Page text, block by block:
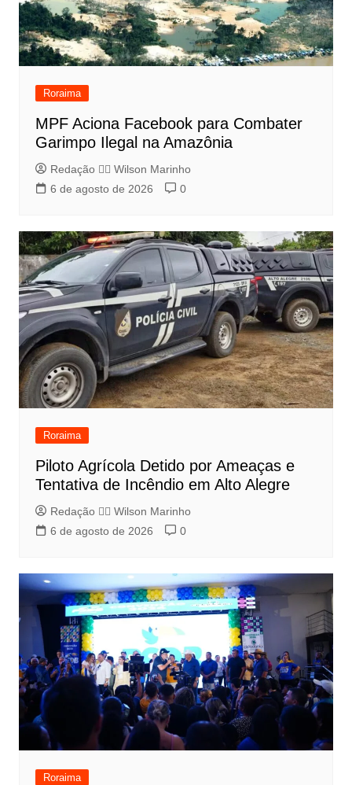
Roraima
MPF Aciona Facebook para Combater
Garimpo Ilegal na Amazônia
Redação 👨‍⚖️​ Wilson Marinho
6 de agosto de 2026
0
Roraima
Piloto Agrícola Detido por Ameaças e
Tentativa de Incêndio em Alto Alegre
Redação 👨‍⚖️​ Wilson Marinho
6 de agosto de 2026
0
Roraima